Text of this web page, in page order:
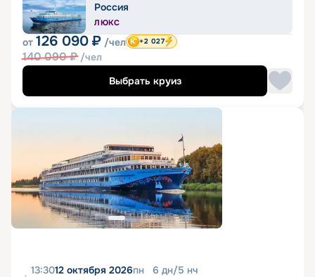
Россия
ЛЮКС
от 126 090 ₽ /чел
140 090₽ /чел
+2 027
Выбрать круиз
13:3012 октября 2026пн 6 дн/5 нч